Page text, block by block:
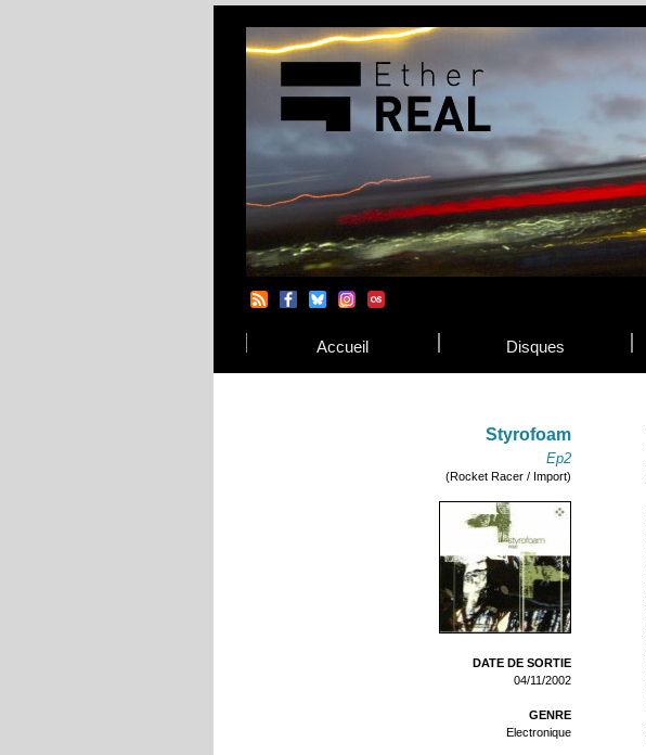
Accueil Disques
Styrofoam
Ep2
(Rocket Racer / Import)
DATE DE SORTIE
04/11/2002
GENRE
Electronique